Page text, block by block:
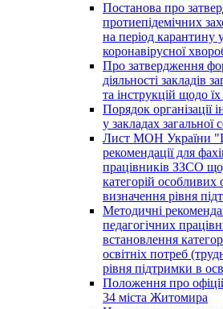
Постанова про
протиепідемічних
на період карантину
коронавірусної
Про затвердження
діяльності закладів
та інструкцій щодо
Порядок організації
у закладах загальної
Лист МОН України
рекомендації для
працівників ЗЗСО
категорій особливих
визначення рівня
Методичні
педагогічних
встановлення
освітніх потреб
рівня підтримки в
Положення про
34 міста Житомира